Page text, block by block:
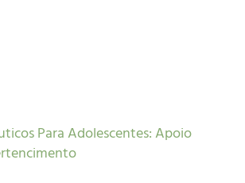
Para Adolescentes: Apoio